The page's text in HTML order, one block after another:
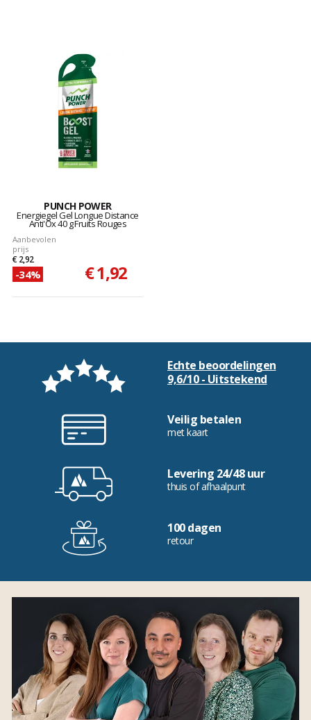
PUNCH POWER
Energiegel Gel Longue Distance
Anti'Ox 40 g Fruits Rouges
Aanbevolen
prijs
€ 2,92
-34% € 1,92
Echte beoordelingen
9,6/10 - Uitstekend
Veilig betalen
met kaart
Levering 24/48 uur
thuis of afhaalpunt
100 dagen
retour